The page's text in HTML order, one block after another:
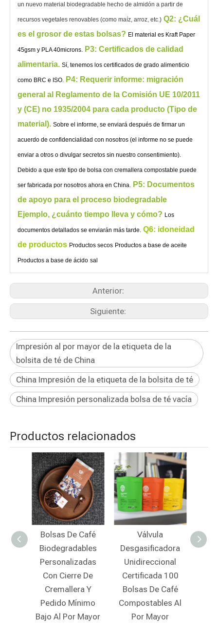
un nuevo material biodegradable hecho de almidón a partir de
recursos vegetales renovables (como maíz, arroz, etc.) Q2: ¿Cuál
es el grosor de estas bolsas? El material es Kraft Paper
45gsm y PLA 40microns.
P3: Certificados de calidad
alimentaria. Sí, tenemos los certificados de grado alimenticio
como BRC e ISO.
P4: Requerir informe: migración
general al Reglamento de la Comisión UE 10/2011
y (CE) no 1935/2004 para cada producto (Tipo de
material). Sobre el informe, se enviará después de firmar un
acuerdo de confidencialidad con nosotros (el informe no se puede
enviar a otros o divulgar secretos sin nuestro consentimiento).
Debido a que este tipo de bolsa con cremallera compostable puede
ser fabricada por nosotros ahora en China.
P5: Documentos
de apoyo para el proceso biodegradable
Ejemplo, ¿cuánto tiempo lleva y cómo? Los
documentos detallados se enviarán más tarde. Q6: idoneidad
de productos Productos secos Productos a base de aceite
Productos a base de ácido sal
Anterior:
Siguiente:
Impresión al por mayor de la etiqueta de la
bolsita de té de China
China Impresión de la etiqueta de la bolsita de té
China Impresión personalizada bolsa de té vacía
Productos relacionados
Válvula
Desgasificadora
Unidireccional
Certificada 100
Bolsas De Café
Compostables Al
Por Mayor
Empaquetado De
Café De Papel De
Arroz
Biodegradable Con
Tapa De Cremallera
Barata Para Venta
Al Por Menor